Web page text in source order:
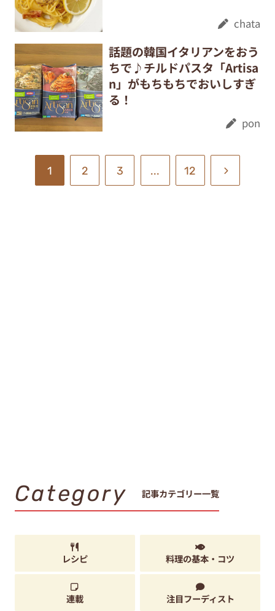
chata
話題の韓国イタリアンをおう
ちで♪チルドパスタ「Artisa
n」がもちもちでおいしすぎ
る！
pon
1 2 3 ... 12
Category 記事カテゴリー一覧
レシピ 料理の基本・コツ
連載 注目フーディスト